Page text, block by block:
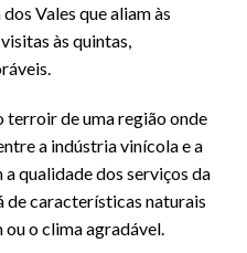
Vales que aliam às
às quintas,
terroir de uma região onde
a indústria vinícola e a
qualidade dos serviços da
características naturais
o clima agradável.